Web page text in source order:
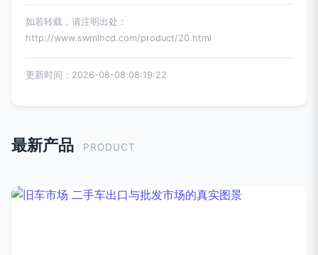
如若转载，请注明出处：
http://www.swmlhcd.com/product/20.html
更新时间：2026-08-08 08:19:22
最新产品 PRODUCT